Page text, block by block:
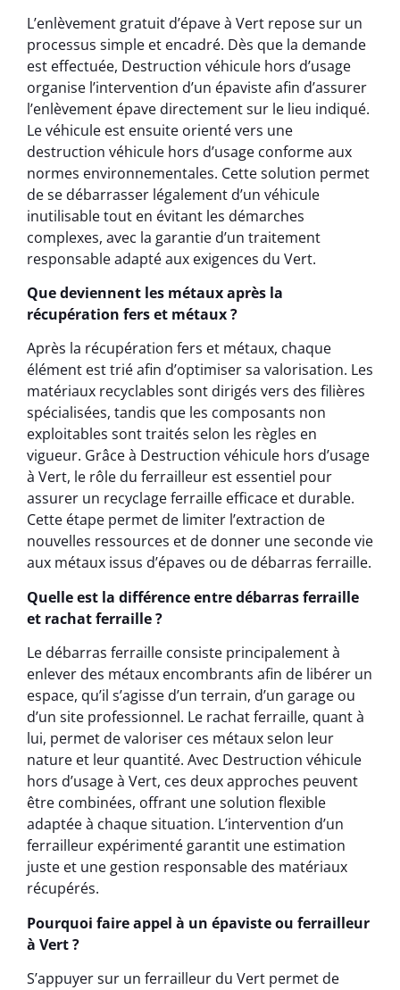
L’enlèvement gratuit d’épave à Vert repose sur un
processus simple et encadré. Dès que la demande
est effectuée, Destruction véhicule hors d’usage
organise l’intervention d’un épaviste afin d’assurer
l’enlèvement épave directement sur le lieu indiqué.
Le véhicule est ensuite orienté vers une
destruction véhicule hors d’usage conforme aux
normes environnementales. Cette solution permet
de se débarrasser légalement d’un véhicule
inutilisable tout en évitant les démarches
complexes, avec la garantie d’un traitement
responsable adapté aux exigences du Vert.
Que deviennent les métaux après la
récupération fers et métaux ?
Après la récupération fers et métaux, chaque
élément est trié afin d’optimiser sa valorisation. Les
matériaux recyclables sont dirigés vers des filières
spécialisées, tandis que les composants non
exploitables sont traités selon les règles en
vigueur. Grâce à Destruction véhicule hors d’usage
à Vert, le rôle du ferrailleur est essentiel pour
assurer un recyclage ferraille efficace et durable.
Cette étape permet de limiter l’extraction de
nouvelles ressources et de donner une seconde vie
aux métaux issus d’épaves ou de débarras ferraille.
Quelle est la différence entre débarras ferraille
et rachat ferraille ?
Le débarras ferraille consiste principalement à
enlever des métaux encombrants afin de libérer un
espace, qu’il s’agisse d’un terrain, d’un garage ou
d’un site professionnel. Le rachat ferraille, quant à
lui, permet de valoriser ces métaux selon leur
nature et leur quantité. Avec Destruction véhicule
hors d’usage à Vert, ces deux approches peuvent
être combinées, offrant une solution flexible
adaptée à chaque situation. L’intervention d’un
ferrailleur expérimenté garantit une estimation
juste et une gestion responsable des matériaux
récupérés.
Pourquoi faire appel à un épaviste ou ferrailleur
à Vert ?
S’appuyer sur un ferrailleur du Vert permet de